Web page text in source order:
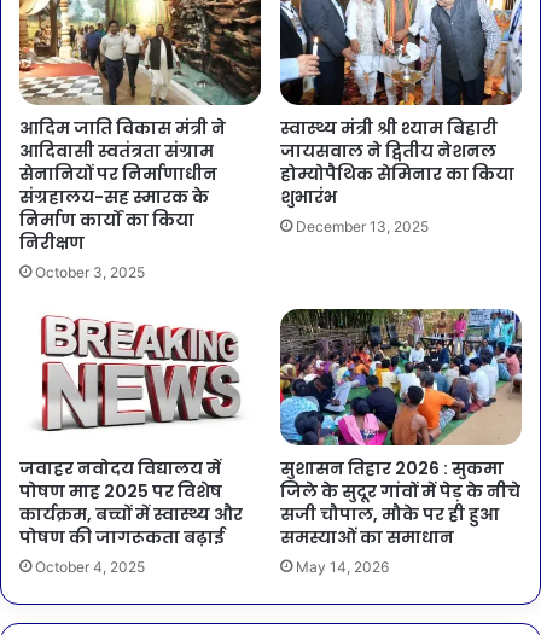
आदिम जाति विकास मंत्री ने
आदिवासी स्वतंत्रता संग्राम
सेनानियों पर निर्माणाधीन
संग्रहालय-सह स्मारक के
निर्माण कार्यों का किया
निरीक्षण
October 3, 2025
स्वास्थ्य मंत्री श्री श्याम बिहारी
जायसवाल ने द्वितीय नेशनल
होम्योपैथिक सेमिनार का किया
शुभारंभ
December 13, 2025
जवाहर नवोदय विद्यालय में
पोषण माह 2025 पर विशेष
कार्यक्रम, बच्चों में स्वास्थ्य और
पोषण की जागरूकता बढ़ाई
October 4, 2025
सुशासन तिहार 2026 : सुकमा
जिले के सुदूर गांवों में पेड़ के नीचे
सजी चौपाल, मौके पर ही हुआ
समस्याओं का समाधान
May 14, 2026